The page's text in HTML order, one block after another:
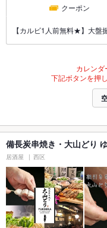
クーポン
【カルビ1人前無料★】大
カレンダ
下記ボタンを押
備長炭串焼き・大山どり
居酒屋 西区